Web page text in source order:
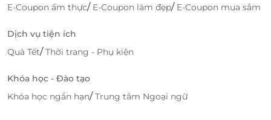
E-Coupon ẩm thực/ E-Coupon làm đẹp/ E-Coupon mua sắm
Dịch vụ tiện ích
Quà Tết/Thời trang - Phụ kiện
Khóa học - Đào tạo
Khóa học ngắn hạn/Trung tâm Ngoại ngữ